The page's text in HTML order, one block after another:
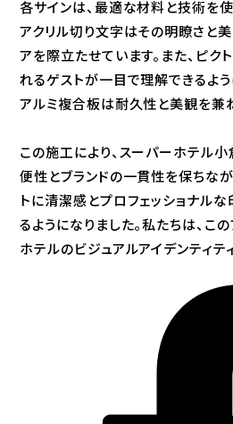
各サインは、最適な材料と技術を
アクリル切り文字はその明瞭さと美
アを際立たせています。また、ピク
れるゲストが一目で理解できるよう
アルミ複合板は耐久性と美観を兼
この施工により、スーパーホテル
便性とブランドの一貫性を保ちな
トに清潔感とプロフェッショナル
るようになりました。私たちは、こ
ホテルのビジュアルアイデンティテ